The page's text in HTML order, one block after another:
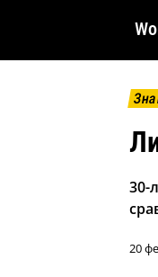
30-
20